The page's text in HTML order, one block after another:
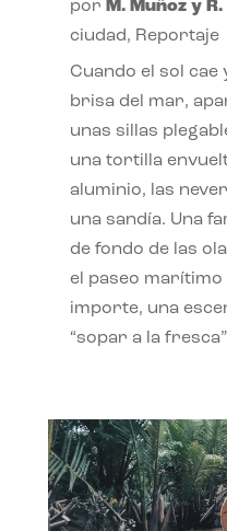
por M. Muñoz y R.
ciudad, Reportaje
Cuando el sol cae
brisa del mar,
unas sillas
una tortilla
aluminio, las
una sandía. Una
de fondo de las
el paseo marítimo
importe, una
“sopar a la